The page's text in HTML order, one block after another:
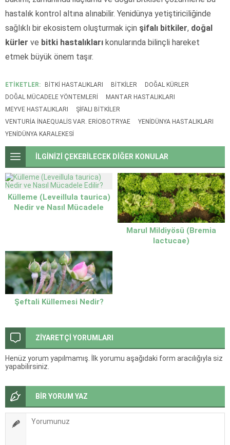
hastalık kontrol altına alınabilir. Yenidünya yetiştiriciliğinde
sağlıklı bir ekosistem oluşturmak için şifalı bitkiler, doğal
kürler ve bitki hastalıkları konularında bilinçli hareket
etmek büyük önem taşır.
ETİKETLER: BITKI HASTALIKLARI BITKILER
DOĞAL KÜRLER
DOĞAL MÜCADELE YÖNTEMLERI
MANTAR HASTALIKLARI
MEYVE HASTALIKLARI
ŞIFALI BITKILER
VENTURIA INAEQUALIS VAR. ERIOBOTRYAE
YENIDÜNYA HASTALIKLARI
YENIDÜNYA KARALEKESI
İLGİNİZİ ÇEKEBİLECEK DİĞER KONULAR
Külleme (Leveillula taurica)
Nedir ve Nasıl Mücadele
Marul Mildiyösü (Bremia
lactucae)
Şeftali Küllemesi Nedir?
ZİYARETÇİ YORUMLARI
Henüz yorum yapılmamış. İlk yorumu aşağıdaki form aracılığıyla siz
yapabilirsiniz.
BİR YORUM YAZ